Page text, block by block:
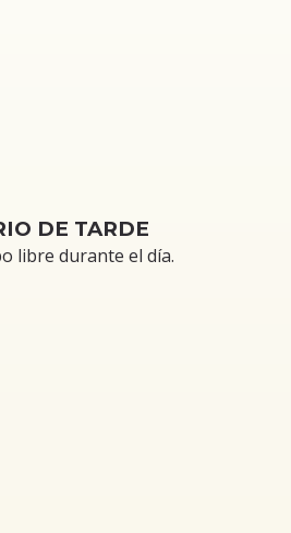
DE TARDE
libre durante el día.